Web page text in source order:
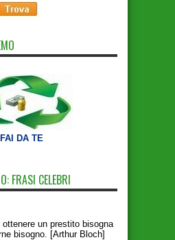
FAI DA TE
FRASI CELEBRI
ottenere un prestito bisogna
bisogno. [Arthur Bloch]